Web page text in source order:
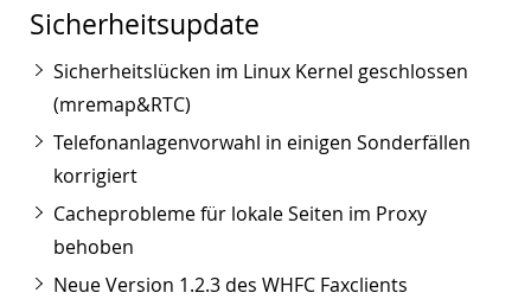
Sicherheitsupdate
Sicherheitslücken im Linux Kernel geschlossen
(mremap&RTC)
Telefonanlagenvorwahl in einigen Sonderfällen
korrigiert
Cacheprobleme für lokale Seiten im Proxy
behoben
Neue Version 1.2.3 des WHFC Faxclients